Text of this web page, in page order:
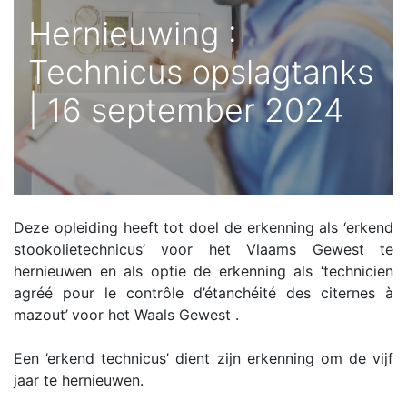
Hernieuwing :
Technicus opslagtanks
| 16 september 2024
Deze opleiding heeft tot doel de erkenning als ‘erkend
stookolietechnicus’ voor het Vlaams Gewest te
hernieuwen en als optie de erkenning als ‘technicien
agréé pour le contrôle d’étanchéité des citernes à
mazout’ voor het Waals Gewest .
Een ’erkend technicus’ dient zijn erkenning om de vijf
jaar te hernieuwen.